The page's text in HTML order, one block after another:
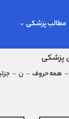
مطالب پزشکی
پزشکی
- همه حروف - ن -